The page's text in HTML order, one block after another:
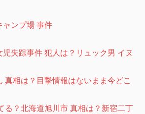
ャンプ場 事件
児失踪事件 犯人は？リュック男 イヌ
真相は？目撃情報はないまま今どこ
る？北海道旭川市 真相は？新宿二丁